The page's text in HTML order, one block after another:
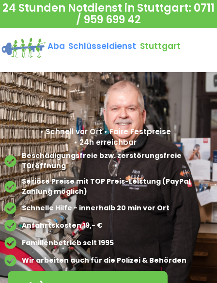
24 Stunden Notdienst in Stuttgart: 0711
/ 959 699 42
Aba Schlüsseldienst Stuttgart
• Schnell vor Ort • Faire Festpreise
• 24h erreichbar
Beschädigungsfreie bzw. zerstörungsfreie
Türöffnung​
Seriöse Preise mit TOP Preis-Leistung (PayPal
Zahlung möglich)​
Schnelle Hilfe - innerhalb 20 min vor Ort
Anfahrtskosten 19,- €
Familienbetrieb seit 1995
Wir arbeiten auch für die Polizei & Behörden